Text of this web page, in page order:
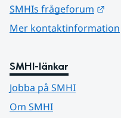
SMHIs frågeforum
Mer kontaktinformation
SMHI-länkar
Jobba på SMHI
Om SMHI